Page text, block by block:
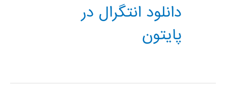
دانلود انتگرال در
پایتون